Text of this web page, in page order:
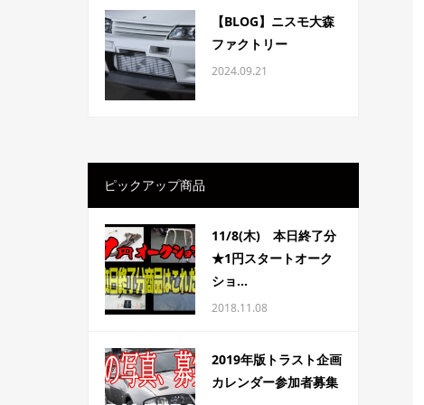
【BLOG】ニスモ大森
ファクトリー
2024.09.21
ピックアップ商品
11/8(木) 本日終了分
★1円スタートオーク
ショ...
2018.11.08
2019年版トラスト企画
カレンダー参加者募集